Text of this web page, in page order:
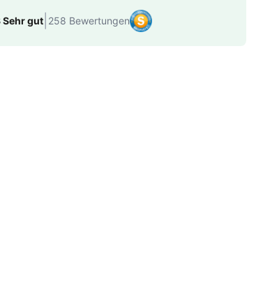
von 5 Sternen
Sehr gut 258 Bewertungen